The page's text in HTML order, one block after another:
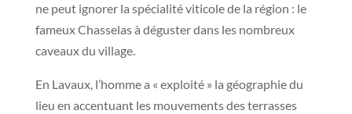
ne peut ignorer la spécialité viticole de la région : le
fameux Chasselas à déguster dans les nombreux
caveaux du village.
En Lavaux, l’homme a « exploité » la géographie du
lieu en accentuant les mouvements des terrasses